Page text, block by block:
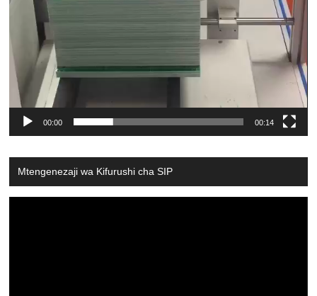
00:00 00:14
Mtengenezaji wa Kifurushi cha SIP